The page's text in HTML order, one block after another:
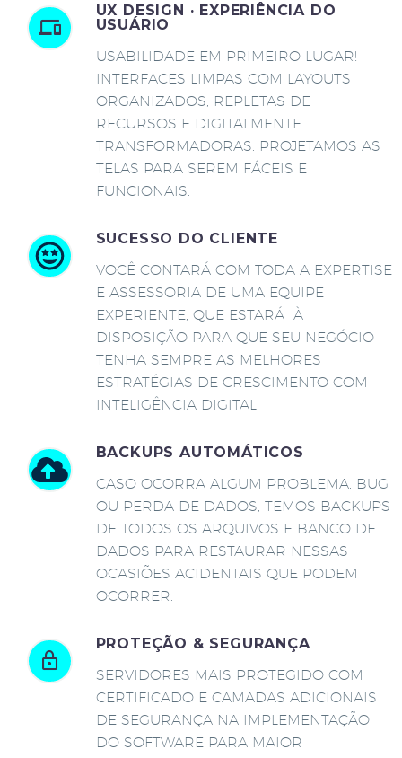
UX DESIGN · EXPERIÊNCIA DO
USUÁRIO
USABILIDADE EM PRIMEIRO LUGAR!
INTERFACES LIMPAS COM LAYOUTS
ORGANIZADOS, REPLETAS DE
RECURSOS E DIGITALMENTE
TRANSFORMADORAS. PROJETAMOS AS
TELAS PARA SEREM FÁCEIS E
FUNCIONAIS.
SUCESSO DO CLIENTE
VOCÊ CONTARÁ COM TODA A EXPERTISE
E ASSESSORIA DE UMA EQUIPE
EXPERIENTE, QUE ESTARÁ À
DISPOSIÇÃO PARA QUE SEU NEGÓCIO
TENHA SEMPRE AS MELHORES
ESTRATÉGIAS DE CRESCIMENTO COM
INTELIGÊNCIA DIGITAL.
BACKUPS AUTOMÁTICOS
CASO OCORRA ALGUM PROBLEMA, BUG
OU PERDA DE DADOS, TEMOS BACKUPS
DE TODOS OS ARQUIVOS E BANCO DE
DADOS PARA RESTAURAR NESSAS
OCASIÕES ACIDENTAIS QUE PODEM
OCORRER.
PROTEÇÃO & SEGURANÇA
SERVIDORES MAIS PROTEGIDO COM
CERTIFICADO E CAMADAS ADICIONAIS
DE SEGURANÇA NA IMPLEMENTAÇÃO
DO SOFTWARE PARA MAIOR